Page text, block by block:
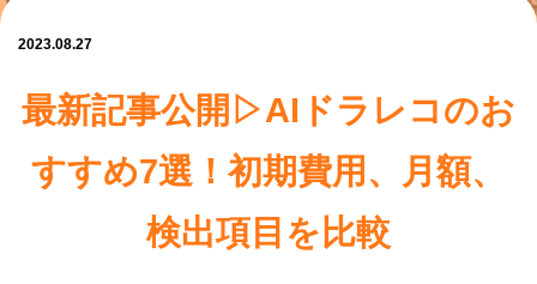
2023.08.27
最新記事公開▷AIドラレコのお
すすめ7選！初期費用、月額、
検出項目を比較